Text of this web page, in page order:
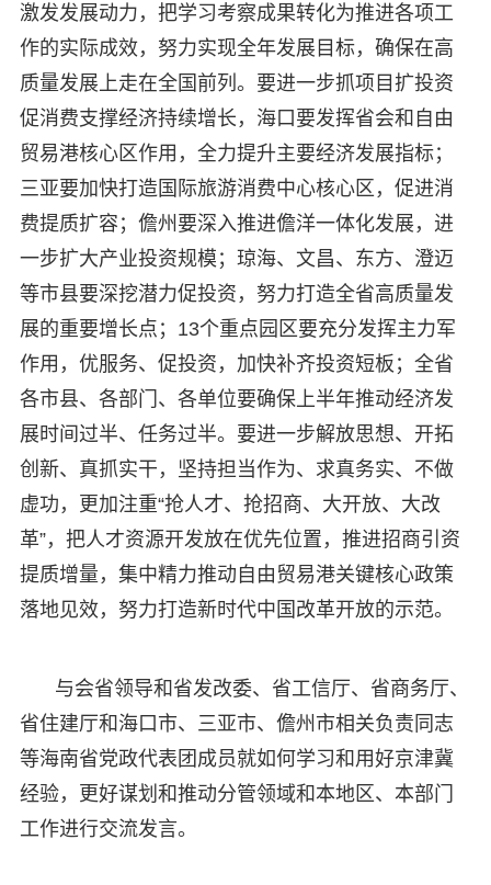
激发发展动力，把学习考察成果转化为推进各项工
作的实际成效，努力实现全年发展目标，确保在高
质量发展上走在全国前列。要进一步抓项目扩投资
促消费支撑经济持续增长，海口要发挥省会和自由
贸易港核心区作用，全力提升主要经济发展指标；
三亚要加快打造国际旅游消费中心核心区，促进消
费提质扩容；儋州要深入推进儋洋一体化发展，进
一步扩大产业投资规模；琼海、文昌、东方、澄迈
等市县要深挖潜力促投资，努力打造全省高质量发
展的重要增长点；13个重点园区要充分发挥主力军
作用，优服务、促投资，加快补齐投资短板；全省
各市县、各部门、各单位要确保上半年推动经济发
展时间过半、任务过半。要进一步解放思想、开拓
创新、真抓实干，坚持担当作为、求真务实、不做
虚功，更加注重“抢人才、抢招商、大开放、大改
革”，把人才资源开发放在优先位置，推进招商引资
提质增量，集中精力推动自由贸易港关键核心政策
落地见效，努力打造新时代中国改革开放的示范。
与会省领导和省发改委、省工信厅、省商务厅、
省住建厅和海口市、三亚市、儋州市相关负责同志
等海南省党政代表团成员就如何学习和用好京津冀
经验，更好谋划和推动分管领域和本地区、本部门
工作进行交流发言。